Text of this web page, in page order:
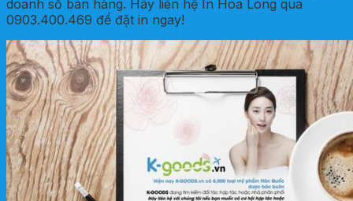
doanh số bán hàng. Hãy liên hệ In Hoa Long qua
0903.400.469 để đặt in ngay!